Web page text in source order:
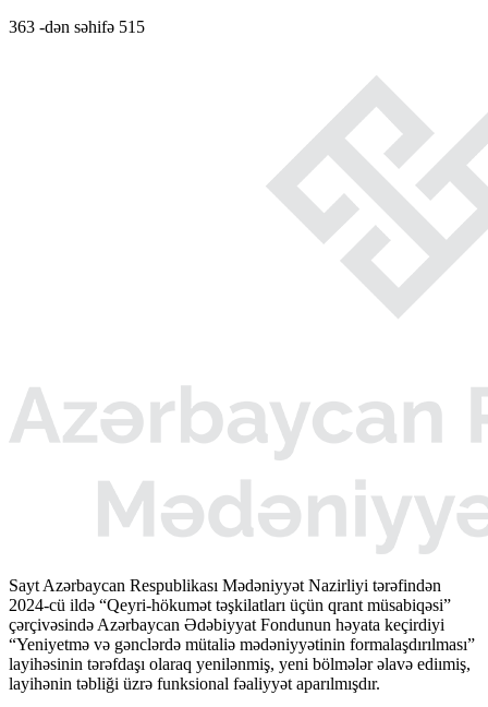
363 -dən səhifə 515
Sayt Azərbaycan Respublikası Mədəniyyət Nazirliyi tərəfindən
2024-cü ildə “Qeyri-hökumət təşkilatları üçün qrant müsabiqəsi”
çərçivəsində Azərbaycan Ədəbiyyat Fondunun həyata keçirdiyi
“Yeniyetmə və gənclərdə mütaliə mədəniyyətinin formalaşdırılması”
layihəsinin tərəfdaşı olaraq yenilənmiş, yeni bölmələr əlavə ediımiş,
layihənin təbliği üzrə funksional fəaliyyət aparılmışdır.